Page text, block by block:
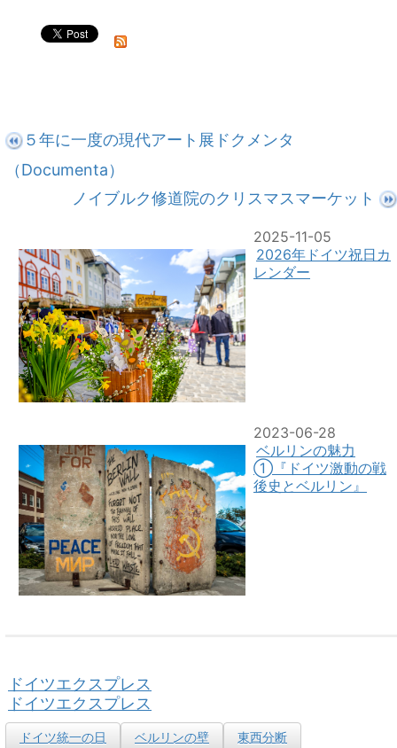
５年に一度の現代アート展ドクメンタ
（Documenta）
ノイブルク修道院のクリスマスマーケット
2025-11-05
2026年ドイツ祝日カ
レンダー
2023-06-28
ベルリンの魅力
➀『ドイツ激動の戦
後史とベルリン』
ドイツエクスプレス
ドイツエクスプレス
ドイツ統一の日 ベルリンの壁 東西分断